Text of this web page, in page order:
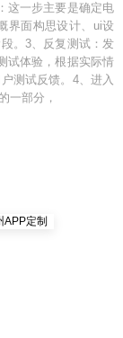
这一步主要是确定电
界面构思设计、ui设
。3、反复测试：发
试体验，根据实际情
测试反馈。4、进入
一部分，